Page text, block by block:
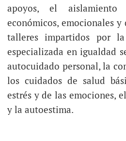
apoyos, el
económicos, emocionales y
talleres impartidos por
especializada en igualdad
autocuidado personal, la
los cuidados de salud
estrés y de las emociones,
y la autoestima.